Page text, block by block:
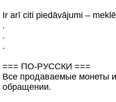
Ir arī citi piedāvājumi –
.
.
.
=== ПО-РУССКИ ===
Все продаваемые монеты
обращении.